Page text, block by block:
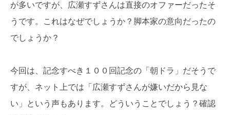
が多いですが、広瀬すずさんは直接のオファーだったそ
うです。これはなぜでしょうか？脚本家の意向だったの
でしょうか？
今回は、記念すべき１００回記念の「朝ドラ」だそうで
すが、ネット上では「広瀬すずさんが嫌いだから見な
い」という声もあります。どういうことでしょう？確認